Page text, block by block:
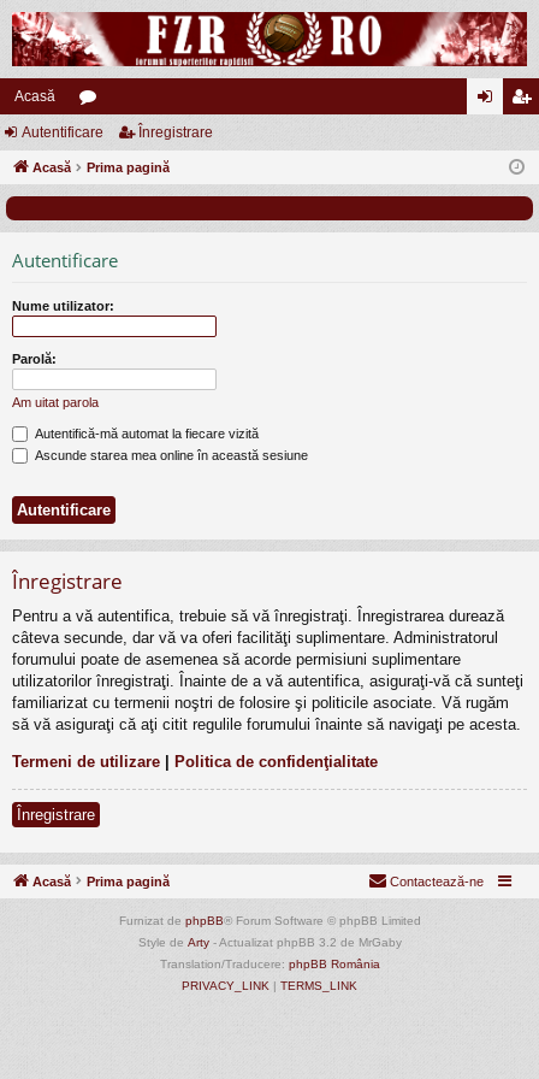
Acasă
or
u eg
Autentificare Înregistrare
Acasă Prima pagină
Autentificare
Nume utilizator:
Parolă:
Am uitat parola
Autentifică-mă automat la fiecare vizită
Ascunde starea mea online în această sesiune
Înregistrare
Pentru a vă autentifica, trebuie să vă înregistraţi. Înregistrarea durează
câteva secunde, dar vă va oferi facilităţi suplimentare. Administratorul
forumului poate de asemenea să acorde permisiuni suplimentare
utilizatorilor înregistraţi. Înainte de a vă autentifica, asiguraţi-vă că sunteţi
familiarizat cu termenii noştri de folosire şi politicile asociate. Vă rugăm
să vă asiguraţi că aţi citit regulile forumului înainte să navigaţi pe acesta.
Termeni de utilizare Politica de confidenţialitate
Înregistrare
Acasă Prima pagină Contactează-ne
Furnizat de phpBB® Forum Software © phpBB Limited
Style de Arty- Actualizat phpBB 3.2 de MrGaby
Translation/Traducere: phpBB România
PRIVACY_LINK | TERMS_LINK